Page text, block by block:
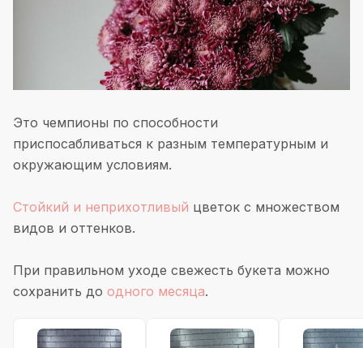
Это чемпионы по способности
приспосабливаться к разным температурным и
окружающим условиям.
Стойкий и неприхотливый цветок с множеством
видов и оттенков.
При правильном уходе свежесть букета можно
сохранить до одного месяца.